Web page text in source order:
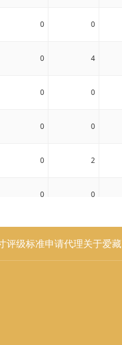
0 0
0 4
0 0
0 0
0 2
0 0
0 0
评级标准申请代理关于爱藏